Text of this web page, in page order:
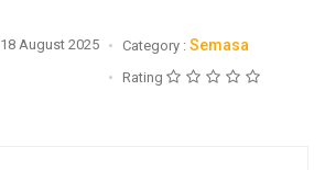
18 August 2025 Category : Semasa
Rating